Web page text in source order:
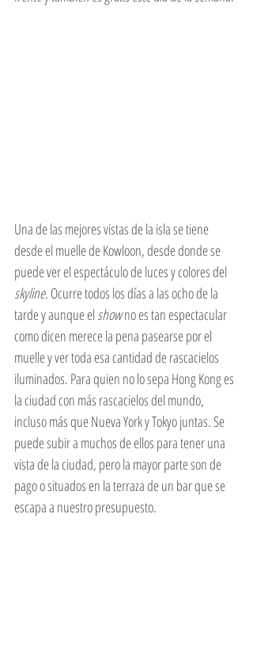
Una de las mejores vistas de la isla se tiene
desde el muelle de Kowloon, desde donde se
puede ver el espectáculo de luces y colores del
skyline. Ocurre todos los días a las ocho de la
tarde y aunque el show no es tan espectacular
como dicen merece la pena pasearse por el
muelle y ver toda esa cantidad de rascacielos
iluminados. Para quien no lo sepa Hong Kong es
la ciudad con más rascacielos del mundo,
incluso más que Nueva York y Tokyo juntas. Se
puede subir a muchos de ellos para tener una
vista de la ciudad, pero la mayor parte son de
pago o situados en la terraza de un bar que se
escapa a nuestro presupuesto.